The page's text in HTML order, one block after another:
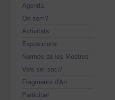
Agenda
On som?
Activitats
Exposicions
Normes de les Mostres
Vols ser soci?
Fragments d'Art
Participa!